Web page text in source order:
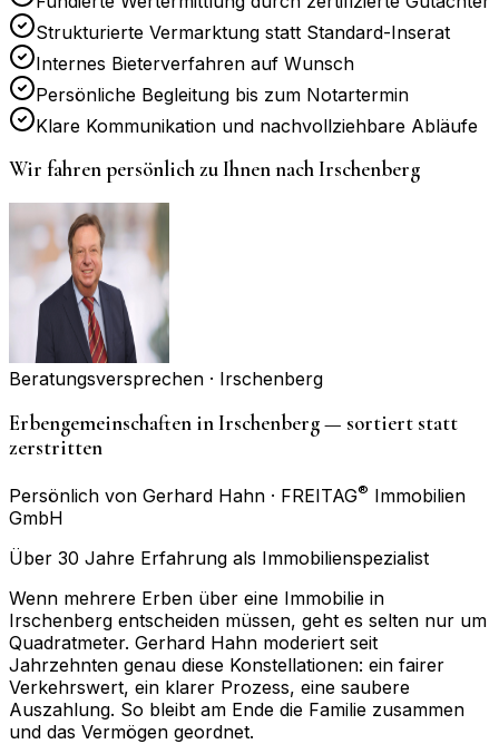
Strukturierte Vermarktung statt Standard-Inserat
Internes Bieterverfahren auf Wunsch
Persönliche Begleitung bis zum Notartermin
Klare Kommunikation und nachvollziehbare Abläufe
Wir fahren persönlich zu Ihnen nachIrschenberg
Beratungsversprechen · Irschenberg
Erbengemeinschaften in Irschenberg — sortiert statt
zerstritten
Persönlich von Gerhard Hahn · FREITAG® Immobilien
GmbH
Über 30 Jahre Erfahrung als Immobilienspezialist
Wenn mehrere Erben über eine Immobilie in
Irschenberg entscheiden müssen, geht es selten nur um
Quadratmeter. Gerhard Hahn moderiert seit
Jahrzehnten genau diese Konstellationen: ein fairer
Verkehrswert, ein klarer Prozess, eine saubere
Auszahlung. So bleibt am Ende die Familie zusammen
und das Vermögen geordnet.